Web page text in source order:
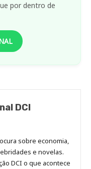
por dentro de
DCI
sobre economia,
e novelas.
DCI o que acontece